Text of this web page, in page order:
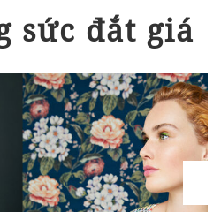
sức đắt giá